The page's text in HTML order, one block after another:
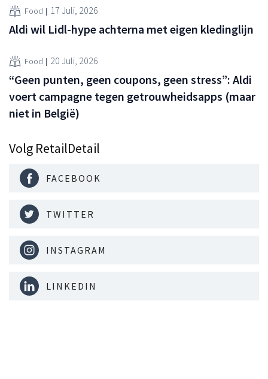
Food 17 Juli, 2026
Aldi wil Lidl-hype achterna met eigen kledinglijn
Food 20 Juli, 2026
“Geen punten, geen coupons, geen stress”: Aldi
voert campagne tegen getrouwheidsapps (maar
niet in België)
Volg RetailDetail
FACEBOOK
TWITTER
INSTAGRAM
LINKEDIN